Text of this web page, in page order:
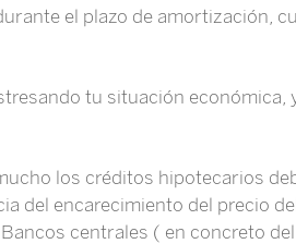
el plazo de amortización,
tu situación económica,
los créditos hipotecarios
del encarecimiento del precio
centrales ( en concreto